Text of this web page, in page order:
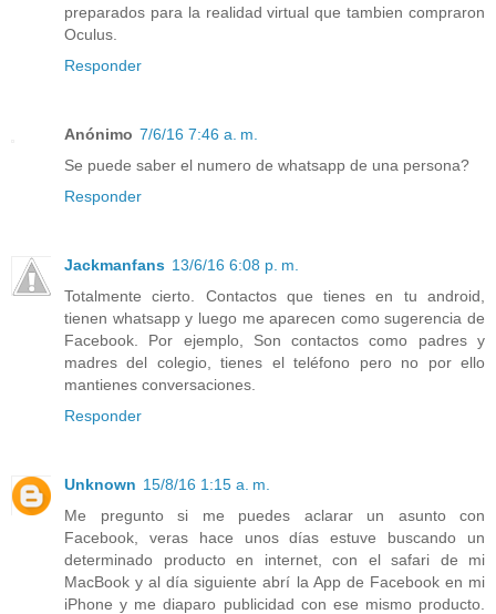
preparados para la realidad virtual que tambien compraron
Oculus.
Responder
Anónimo 7/6/16 7:46 a. m.
Se puede saber el numero de whatsapp de una persona?
Responder
Jackmanfans 13/6/16 6:08 p. m.
Totalmente cierto. Contactos que tienes en tu android,
tienen whatsapp y luego me aparecen como sugerencia de
Facebook. Por ejemplo, Son contactos como padres y
madres del colegio, tienes el teléfono pero no por ello
mantienes conversaciones.
Responder
Unknown 15/8/16 1:15 a. m.
Me pregunto si me puedes aclarar un asunto con
Facebook, veras hace unos días estuve buscando un
determinado producto en internet, con el safari de mi
MacBook y al día siguiente abrí la App de Facebook en mi
iPhone y me diaparo publicidad con ese mismo producto.